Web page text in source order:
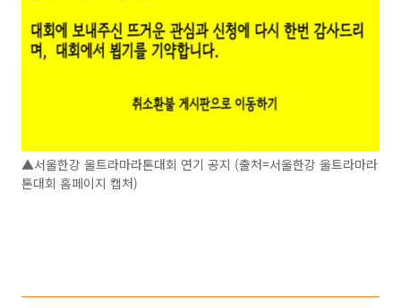
▲서울한강 울트라마라톤대회 연기 공지 (출처=서울한강 울트라마라
톤대회 홈페이지 캡처)